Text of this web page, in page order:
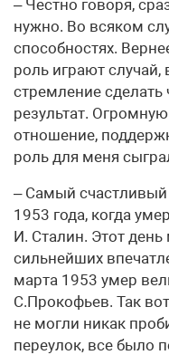
– Честно говоря,
нужно. Во всяком
способностях.
роль играют случай,
стремление сделать
результат.
отношение,
роль для меня
– Самый
1953 года, когда
И. Сталин. Этот
сильнейших
марта 1953 умер
С.Прокофьев. Так
не могли никак
переулок, все было